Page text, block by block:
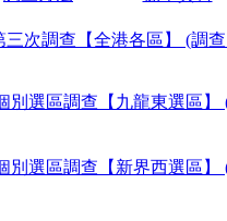
次調查【全港各區】 (調
別選區調查【九龍東選區】
別選區調查【新界西選區】